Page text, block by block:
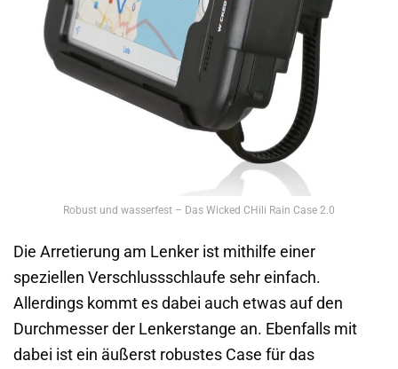
Robust und wasserfest – Das Wicked CHili Rain Case 2.0
Die Arretierung am Lenker ist mithilfe einer
speziellen Verschlussschlaufe sehr einfach.
Allerdings kommt es dabei auch etwas auf den
Durchmesser der Lenkerstange an. Ebenfalls mit
dabei ist ein äußerst robustes Case für das